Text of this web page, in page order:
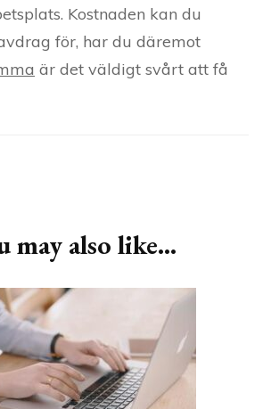
Kostnaden kan du
för, har du däremot
är det väldigt svårt att få
may also like...